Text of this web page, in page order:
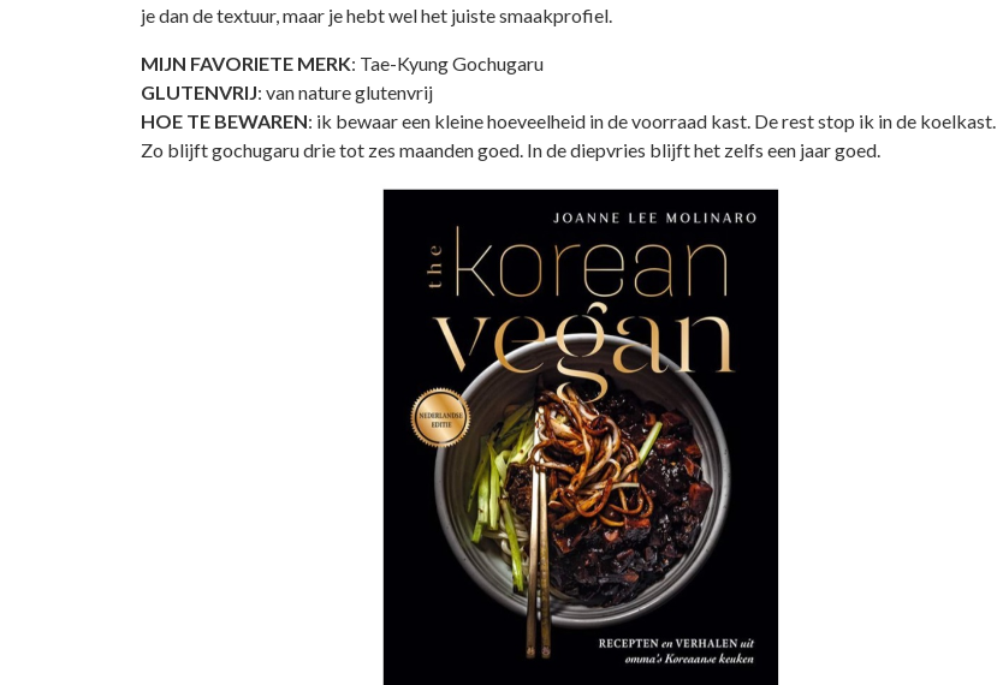
je dan de textuur, maar je hebt wel het juiste smaakprofiel.
MIJN FAVORIETE MERK: Tae-­Kyung Gochugaru
GLUTENVRIJ: van nature glutenvrij
HOE TE BEWAREN: ik bewaar een kleine hoeveelheid in de voorraad kast. De rest stop ik in de koelkast.
Zo blijft gochugaru drie tot zes maanden goed. In de diepvries blijft het zelfs een jaar goed.